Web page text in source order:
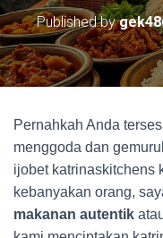
Published by
Pernahkah Anda
menggoda dan
ijobet katrinaskitchens
kebanyakan orang,
makanan autentik